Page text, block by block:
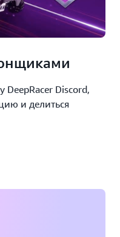
DeepRacer Discord,
и делиться